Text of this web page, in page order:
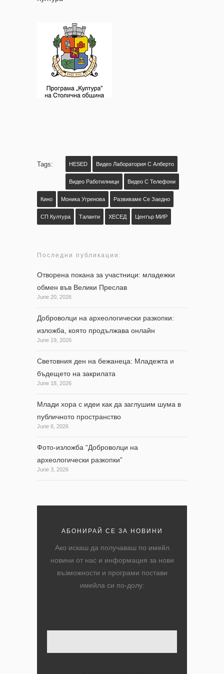
Tags: HESED Видео Лаборатория С Алберто
Видео Работилници Видео С Телефони
Кино Моника Угренова Развиваме Се Заедно
СП Култура Таланти ХЕСЕД Център МИР
Последни публикации:
Отворена покана за участници: младежки
обмен във Велики Преслав
June 20, 2026
Доброволци на археологически разкопки:
изложба, която продължава онлайн
June 19, 2026
Световния ден на бежанеца: Младежта и
бъдещето на закрилата
June 18, 2026
Млади хора с идеи как да заглушим шума в
публичното пространство
June 6, 2026
Фото-изложба “Доброволци на
археологически разкопки”
June 3, 2026
АБОНИРАЙ СЕ ЗА НОВИНИ
Ако искаш да получаваш по имейл
новини от нас и информация за нови
възможности и програми постави
имейла си по-долу: